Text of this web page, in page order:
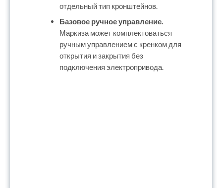
отдельный тип кронштейнов.
Базовое ручное управление.
Маркиза может комплектоваться
ручным управлением с кренком для
открытия и закрытия без
подключения электропривода.